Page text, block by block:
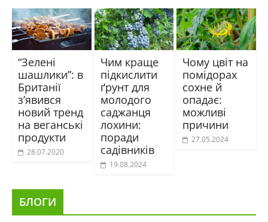
“Зелені
шашлики”: в
Британії
з’явився
новий тренд
на веганські
продукти
28.07.2020
Чим краще
підкислити
ґрунт для
молодого
саджанця
лохини:
поради
садівників
19.08.2024
Чому цвіт на
помідорах
сохне й
опадає:
можливі
причини
27.05.2024
БЛОГИ